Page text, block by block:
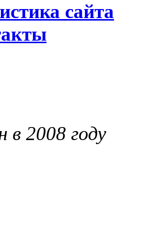
сайта
в 2008 году